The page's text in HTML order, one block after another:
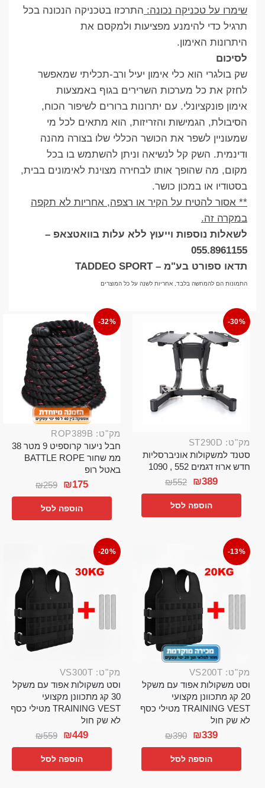
שימרו על טכניקה נכונה: התרכזו בטכניקה הנכונה בכל
תרגיל כדי להימנע מפציעות ולמקסם את
היתרונות האימון.
לסיכום
שק בולגרי הוא כלי אימון יעיל ורב-תכליתי שמאפשר
לחזק את כל מערכות השרירים בגוף באמצעות
אימון פונקציונלי. עם יתרונות ברורים לשיפור הכוח,
הסיבולת, הגמישות והזריזות, הוא מתאים לכל מי
שמעוניין לשפר את הכושר הכללי שלו בצורה מהנה
ודינמית. השק קל לנשיאה וניתן להשתמש בו בכל
מקום, מה שהופך אותו לבחירה מצוינת לאימונים בבית,
בסטודיו או במכון כושר.
** אסור להטיח על הקיר או רצפה, אחריות לא תקפה
במקרה זה.
לשאלות נוספות וייעוץ ללא עלות בוואטצאפ –
055.8961155
תדאו ספורט בע"מ – TADDEO SPORT
התמונות הם להמחשה בלבד, אחריות לשנה על כל המוצרים
-30%
מק"ט: ST290D
סטנד למשקולות אוניברסליות
חדש ארוז דגמים 552 , 1090
₪552 ₪389
הוספה לסל
-32%
מק"ט: ROP389B
חבל ניעור קרוספיט 9 מטר 38
ממ שחור BATTLE ROPE
באטל רופ
₪259 ₪175
הוספה לסל
-13%
מק"ט: VS200T
וסט משקולות אפוד עם משקל
20 קג מתכוונן מקצועי
TRAINING VEST מטילי כסף
לא שק חול
₪390 ₪339
הוספה לסל
-20%
מק"ט: VS300T
וסט משקולות אפוד עם משקל
30 קג מתכוונן מקצועי
TRAINING VEST מטילי כסף
לא שק חול
₪559 ₪449
הוספה לסל